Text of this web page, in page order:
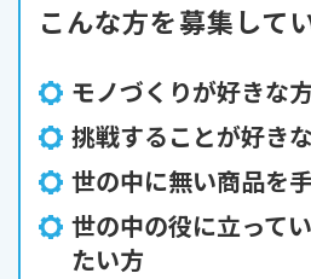
こんな方を募集して
モノづくりが好きな方
挑戦することが好き
世の中に無い商品を
世の中の役に立って
たい方